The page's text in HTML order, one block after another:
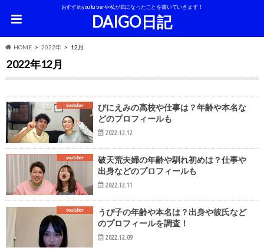
おすすめyoutuberや私が気になったことを書いていきます！
DAIGO日記
HOME 2022年 12月
2022年12月
youtuber
びにえみの高校や仕事は？年齢や本名な
どのプロフィールも
2022.12.12
youtuber
破天荒夫婦の年齢や馴れ初めは？仕事や
出身などのプロフィールも
2022.12.11
youtuber
うぴ子の年齢や本名は？出身や彼氏など
のプロフィールを調査！
2022.12.09